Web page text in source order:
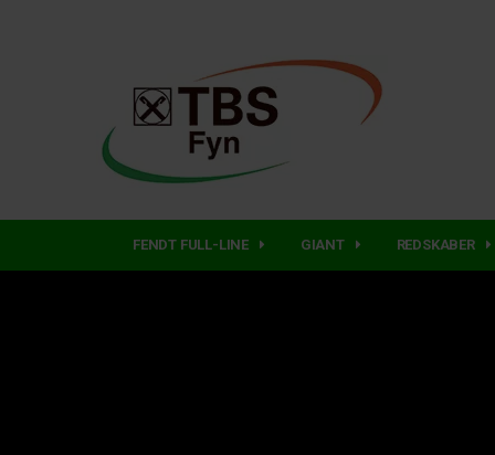
FENDT FULL-LINE GIANT REDSKABER